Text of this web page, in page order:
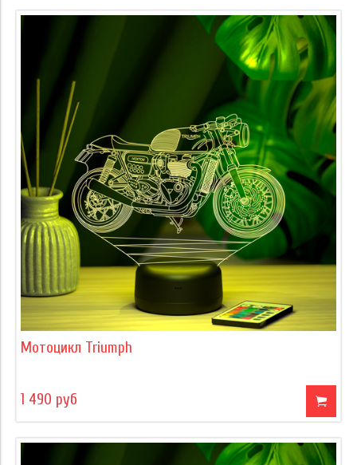
Мотоцикл Triumph
1 490 руб